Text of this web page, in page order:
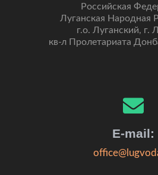
Российская
Луганская Народная
г.о. Луганский, г.
кв-л Пролетариата
E-mail: